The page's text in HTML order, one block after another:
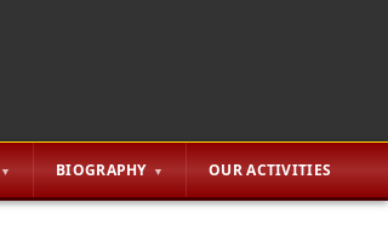
BIOGRAPHY OUR ACTIVITIES